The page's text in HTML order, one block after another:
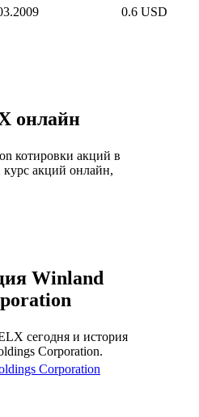
0.6 USD
онлайн
котировки акций в
акций онлайн,
Winland
сегодня и история
Corporation.
Corporation